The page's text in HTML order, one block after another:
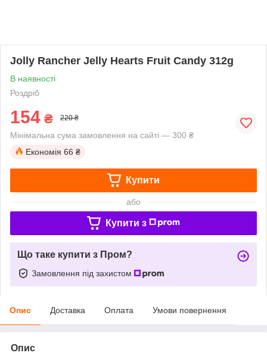
Jolly Rancher Jelly Hearts Fruit Candy 312g
В наявності
Роздріб
154 ₴ 220 ₴
Мінімальна сума замовлення на сайті — 300 ₴
Економія 66 ₴
Купити
або
Купити з
Що таке купити з Пром?
Замовлення під захистом
Опис Доставка Оплата Умови повернення
Опис